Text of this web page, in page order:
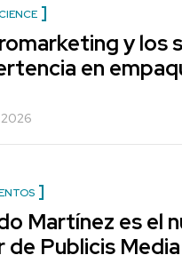
y los
en
2026
Martínez es el
Publicis